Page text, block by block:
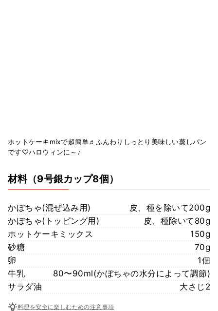
ホットケーキmixで超簡単♬ふんわりしっとり美味しい蒸しパン
です♡ハロウィンに～♪
材料（9号銀カップ8個）
かぼちゃ(混ぜ込み用)
皮、種を除いて200g
かぼちゃ(トッピング用)
皮、種除いて80g
ホットケーキミックス
150g
砂糖
70g
卵
1個
牛乳
80〜90ml(かぼちゃの水分によって調節)
サラダ油
大さじ2
料理を安全に楽しむための注意事項